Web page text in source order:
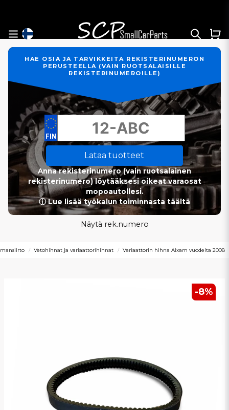
HAE OSIA JA TARVIKKEITA REKISTERINUMERON
PERUSTEELLA (VAIN RUOTSALAISILLE
REKISTERINUMEROILLE)
Lataa tuotteet
Anna rekisterinumero (vain ruotsalainen
rekisterinumero) löytääksesi oikeat varaosat
mopoautollesi.
ⓘ Lue lisää työkalun toiminnasta täältä
Näytä rek.numero
Vetohihnat ja variaattorihihnat Variaattorin hihna Aixam vuodelta 2008
-8%